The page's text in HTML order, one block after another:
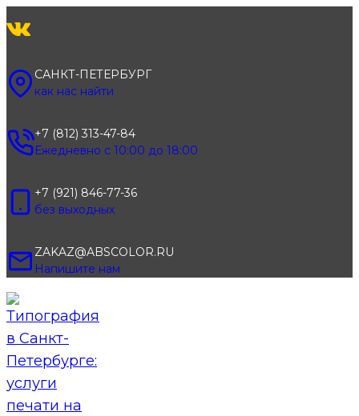
к
САНКТ-ПЕТЕРБУРГ
как нас найти
+7 (812) 313-47-84
Ежедневно с 10:00 до 18:00
+7 (921) 846-77-36
без выходных
ZAKAZ@ABSCOLOR.RU
Напишите нам